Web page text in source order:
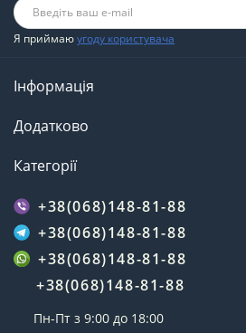
Я приймаюугоду користувача
Інформація
Додатково
Категорії
+38(068)148-81-88
+38(068)148-81-88
+38(068)148-81-88
+38(068)148-81-88
Пн-Пт з 9:00 до 18:00